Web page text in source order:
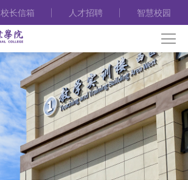
校长信箱 人才招聘 智慧校园